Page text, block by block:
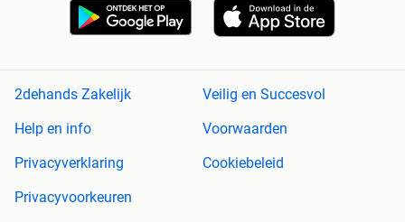
2dehands Zakelijk
Veilig en Succesvol
Help en info
Voorwaarden
Privacyverklaring
Cookiebeleid
Privacyvoorkeuren